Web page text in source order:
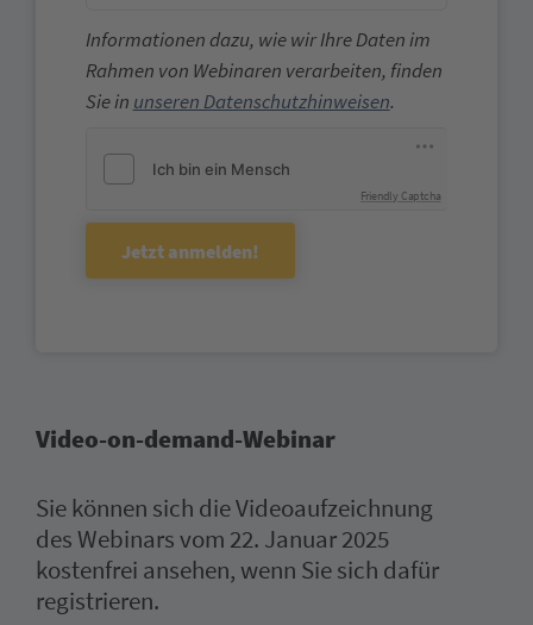
Informationen dazu, wie wir Ihre Daten im
Rahmen von Webinaren verarbeiten, finden
Sie in unseren Datenschutzhinweisen.
Friendly Captcha
Jetzt anmelden!
Video-on-demand-Webinar
Sie können sich die Videoaufzeichnung
des Webinars vom 22. Januar 2025
kostenfrei ansehen, wenn Sie sich dafür
registrieren.